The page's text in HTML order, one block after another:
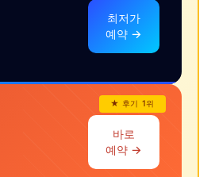
최저가
예약 →
★ 후기 1위
바로
예약 →